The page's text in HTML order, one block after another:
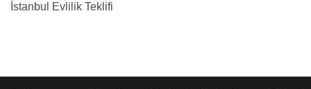
İstanbul Evlilik Teklifi